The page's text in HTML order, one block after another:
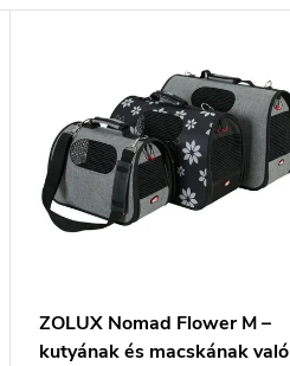
ZOLUX Nomad Flower M –
kutyának és macskának való